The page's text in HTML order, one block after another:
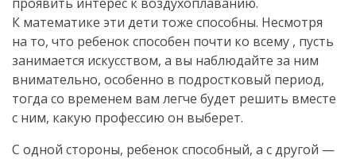
К математике эти дети тоже способны. Несмотря
на то, что ребенок способен почти ко всему , пусть
занимается искусством, а вы наблюдайте за ним
внимательно, особенно в подростковый период,
тогда со временем вам легче будет решить вместе
с ним, какую профессию он выберет.
С одной стороны, ребенок способный, а с другой —